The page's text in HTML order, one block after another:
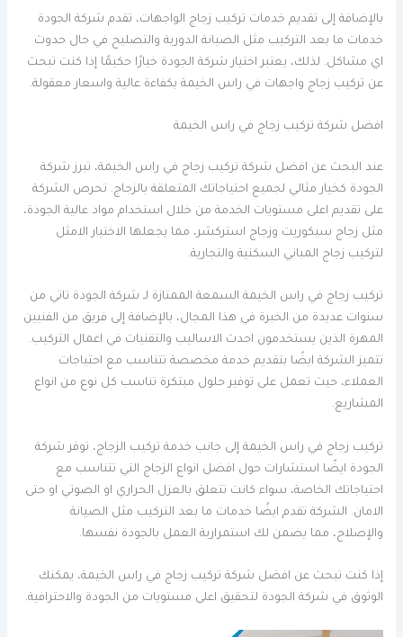
بالإضافة إلى تقديم خدمات تركيب زجاج الواجهات، تقدم شركة الجودة
خدمات ما بعد التركيب مثل الصيانة الدورية والتصليح في حال حدوث
اي مشاكل. لذلك، يعتبر اختيار شركة الجودة خيارًا حكيمًا إذا كنت تبحث
عن تركيب زجاج واجهات في راس الخيمة بكفاءة عالية واسعار معقولة.
افضل شركة تركيب زجاج في راس الخيمة
عند البحث عن افضل شركة تركيب زجاج في راس الخيمة، تبرز شركة
الجودة كخيار مثالي لجميع احتياجاتك المتعلقة بالزجاج. تحرص الشركة
على تقديم اعلى مستويات الخدمة من خلال استخدام مواد عالية الجودة،
مثل زجاج سيكوريت وزجاج استركشر، مما يجعلها الاختيار الامثل
لتركيب زجاج المباني السكنية والتجارية.
تركيب زجاج في راس الخيمة السمعة الممتازة لـ شركة الجودة تاتي من
سنوات عديدة من الخبرة في هذا المجال، بالإضافة إلى فريق من الفنيين
المهرة الذين يستخدمون احدث الاساليب والتقنيات في اعمال التركيب.
تتميز الشركة ايضًا بتقديم خدمة مخصصة تتناسب مع احتياجات
العملاء، حيث تعمل على توفير حلول مبتكرة تناسب كل نوع من انواع
المشاريع.
تركيب زجاج في راس الخيمة إلى جانب خدمة تركيب الزجاج، توفر شركة
الجودة ايضًا استشارات حول افضل انواع الزجاج التي تتناسب مع
احتياجاتك الخاصة، سواء كانت تتعلق بالعزل الحراري او الصوتي او حتى
الامان. الشركة تقدم ايضًا خدمات ما بعد التركيب مثل الصيانة
والإصلاح، مما يضمن لك استمرارية العمل بالجودة نفسها.
إذا كنت تبحث عن افضل شركة تركيب زجاج في راس الخيمة، يمكنك
الوثوق في شركة الجودة لتحقيق اعلى مستويات من الجودة والاحترافية.